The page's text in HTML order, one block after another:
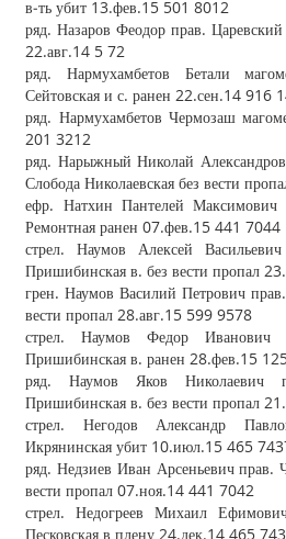
в‐ть убит 13.фев.15 501 8012
ряд. Назаров Феодор прав.
22.авг.14 5 72
ряд. Нармухамбетов Бетали
Сейтовская и с. ранен 22.сен.14 916
ряд. Нармухамбетов Чермозаш
201 3212
ряд. Нарыжный Николай
Слобода Николаевская без вести
ефр. Натхин Пантелей Максимович
Ремонтная ранен 07.фев.15 441 7044
стрел. Наумов Алексей
Пришибинская в. без вести пропал
грен. Наумов Василий Петрович
вести пропал 28.авг.15 599 9578
стрел. Наумов Федор Иванович
Пришибинская в. ранен 28.фев.15
ряд. Наумов Яков Николаевич
Пришибинская в. без вести пропал
стрел. Негодов Александр
Икрянинская убит 10.июл.15 465
ряд. Недзиев Иван Арсеньевич прав.
вести пропал 07.ноя.14 441 7042
стрел. Недогреев Михаил
Песковская в плену 24.дек.14 465